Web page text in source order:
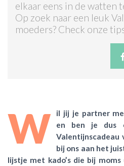
ACTIES & KORTING
elkaar eens in de watten
Op zoek naar een leuk
moeders? Check onze
W
il jij je partner
en ben je dus
Valentijnscadeau
bij ons aan het
lijstje met kado’s die bij